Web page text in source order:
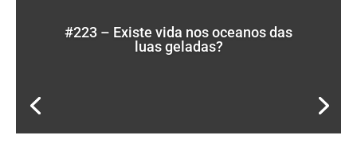
#223 – Existe vida nos oceanos das
luas geladas?